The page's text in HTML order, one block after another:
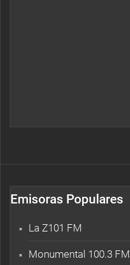
Emisoras Populares
La Z101 FM
Monumental 100.3 FM